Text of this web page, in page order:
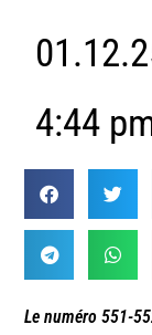
4:44
Le numéro 551-